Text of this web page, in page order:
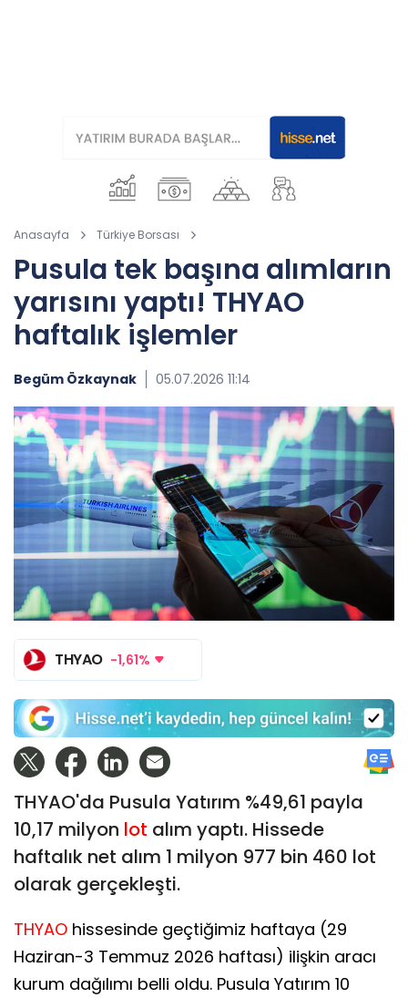
Anasayfa Türkiye Borsası
Pusula tek başına alımların
yarısını yaptı! THYAO
haftalık işlemler
Begüm Özkaynak 05.07.2026 11:14
THYAO -1,61%
THYAO'da Pusula Yatırım %49,61 payla
10,17 milyon lot alım yaptı. Hissede
haftalık net alım 1 milyon 977 bin 460 lot
olarak gerçekleşti.
THYAO hissesinde geçtiğimiz haftaya (29
Haziran-3 Temmuz 2026 haftası) ilişkin aracı
kurum dağılımı belli oldu. Pusula Yatırım 10